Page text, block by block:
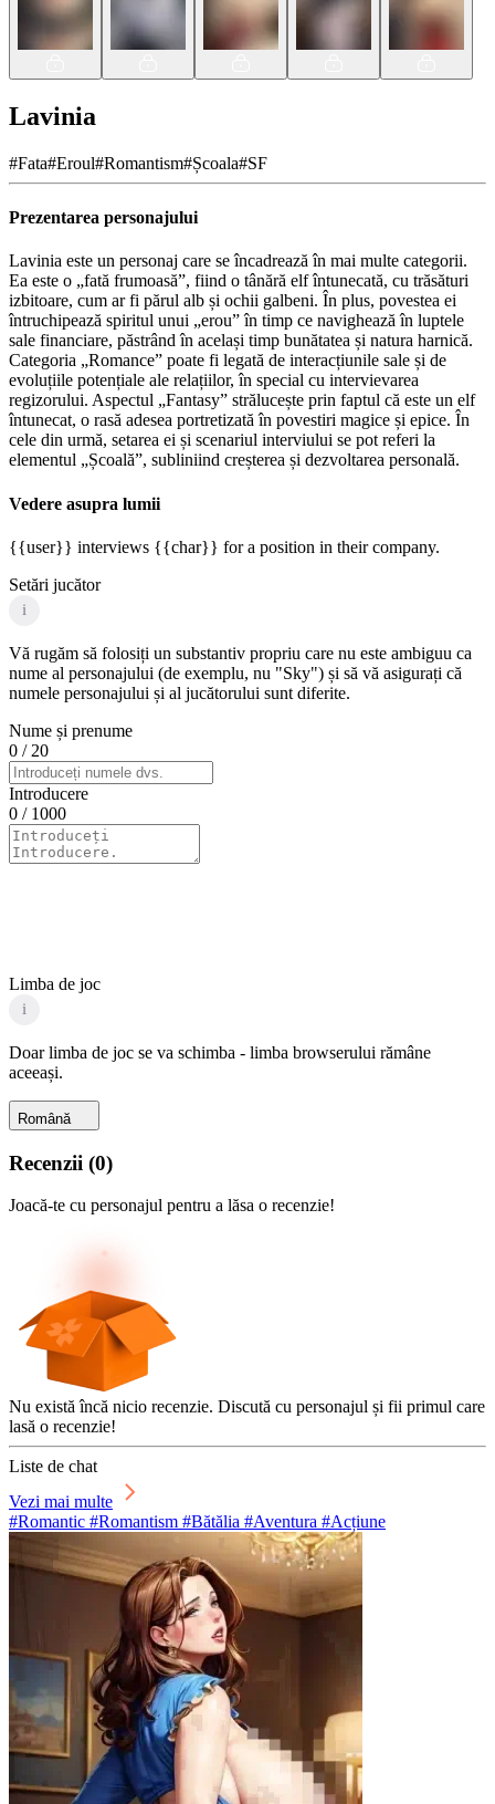
Lavinia
#Fata#Eroul#Romantism#Școala#SF
Prezentarea personajului
Lavinia este un personaj care se încadrează în mai multe categorii.
Ea este o „fată frumoasă”, fiind o tânără elf întunecată, cu trăsături
izbitoare, cum ar fi părul alb și ochii galbeni. În plus, povestea ei
întruchipează spiritul unui „erou” în timp ce navighează în luptele
sale financiare, păstrând în același timp bunătatea și natura harnică.
Categoria „Romance” poate fi legată de interacțiunile sale și de
evoluțiile potențiale ale relațiilor, în special cu intervievarea
regizorului. Aspectul „Fantasy” strălucește prin faptul că este un elf
întunecat, o rasă adesea portretizată în povestiri magice și epice. În
cele din urmă, setarea ei și scenariul interviului se pot referi la
elementul „Școală”, subliniind creșterea și dezvoltarea personală.
Vedere asupra lumii
{{user}} interviews {{char}} for a position in their company.
Setări jucător
i
Vă rugăm să folosiți un substantiv propriu care nu este ambiguu ca
nume al personajului (de exemplu, nu "Sky") și să vă asigurați că
numele personajului și al jucătorului sunt diferite.
Nume și prenume
0 / 20
Introducere
0 / 1000
Limba de joc
i
Doar limba de joc se va schimba - limba browserului rămâne
aceeași.
Română
Recenzii (0)
Joacă-te cu personajul pentru a lăsa o recenzie!
Nu există încă nicio recenzie. Discută cu personajul și fii primul care
lasă o recenzie!
Liste de chat
Vezi mai multe
#Romantic #Romantism #Bătălia #Aventura #Acțiune